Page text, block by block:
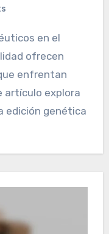
ofrecen
enfrentan
artículo explora
edición genética